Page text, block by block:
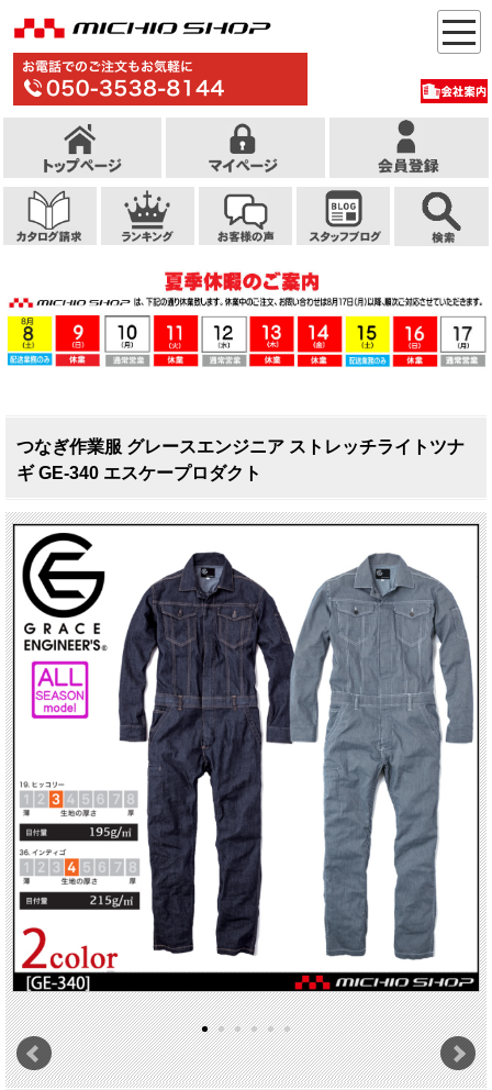
つなぎ作業服 グレースエンジニア ストレッチライトツナ
ギ GE-340 エスケープロダクト